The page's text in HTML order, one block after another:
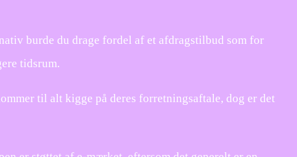
burde du drage fordel af et afdragstilbud som for
tidsrum.
til alt kigge på deres forretningsaftale, dog er det